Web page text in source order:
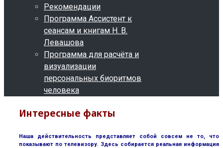
Рекомендации
Программа Ассистент к
сеансам и книгам Н. В.
Левашова
Программа для расчёта и
визуализации
персональных биоритмов
человека
Интересные факты
Наша действительность представляет собой совсем не то, что
показывают по телевизору. Здесь собирается реальная информация